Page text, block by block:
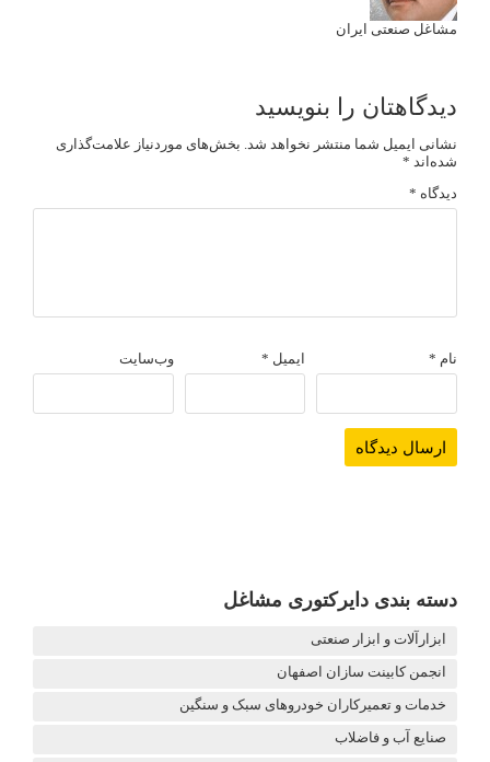
مشاغل صنعتی ایران
دیدگاهتان را بنویسید
نشانی ایمیل شما منتشر نخواهد شد. بخش‌های موردنیاز علامت‌گذاری
شده‌اند *
دیدگاه *
نام * ایمیل * وب‌سایت
دسته بندی دایرکتوری مشاغل
ابزارآلات و ابزار صنعتی
انجمن کابینت سازان اصفهان
خدمات و تعمیرکاران خودروهای سبک و سنگین
صنایع آب و فاضلاب